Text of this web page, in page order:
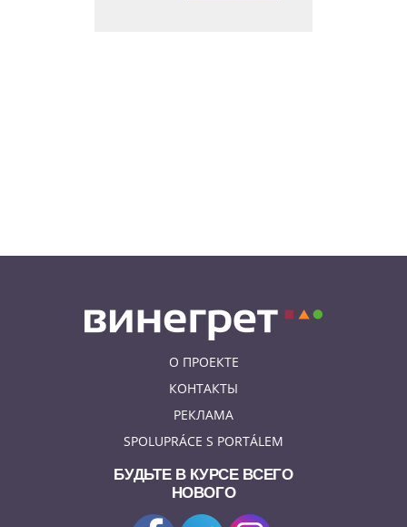
О ПРОЕКТЕ
КОНТАКТЫ
РЕКЛАМА
SPOLUPRÁCE S PORTÁLEM
БУДЬТЕ В КУРСЕ ВСЕГО
НОВОГО